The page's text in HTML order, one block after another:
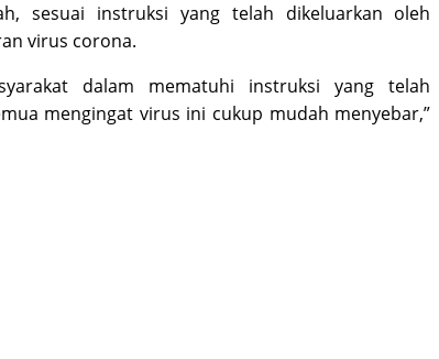
sesuai instruksi yang telah dikeluarkan oleh
virus corona.
dalam mematuhi instruksi yang telah
mengingat virus ini cukup mudah menyebar,”